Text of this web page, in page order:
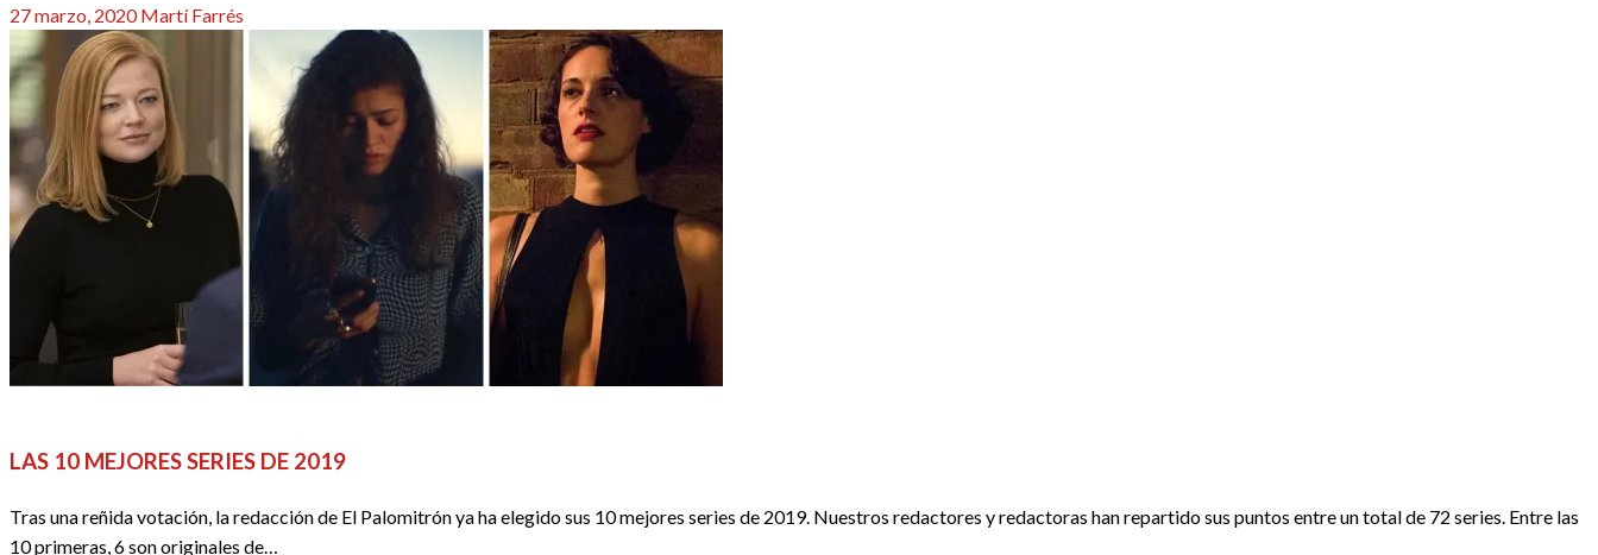
Publicado
el
27 marzo, 2020 Martí Farrés
LAS 10 MEJORES SERIES DE 2019
Tras una reñida votación, la redacción de El Palomitrón ya ha elegido sus 10 mejores series de 2019. Nuestros redactores y redactoras han repartido sus puntos entre un total de 72 series. Entre las
10 primeras, 6 son originales de…